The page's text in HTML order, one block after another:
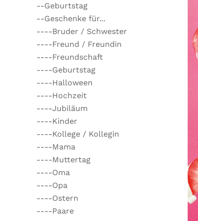
--Geburtstag
--Geschenke für...
----Bruder / Schwester
----Freund / Freundin
----Freundschaft
----Geburtstag
----Halloween
----Hochzeit
----Jubiläum
----Kinder
----Kollege / Kollegin
----Mama
----Muttertag
----Oma
----Opa
----Ostern
----Paare